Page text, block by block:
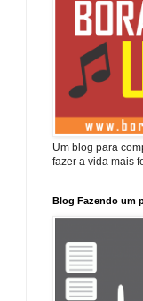
Um blog para
fazer a vida mais
Blog Fazendo um